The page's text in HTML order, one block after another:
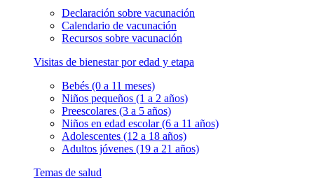
Declaración sobre vacunación
Calendario de vacunación
Recursos sobre vacunación
Visitas de bienestar por edad y etapa
Bebés (0 a 11 meses)
Niños pequeños (1 a 2 años)
Preescolares (3 a 5 años)
Niños en edad escolar (6 a 11 años)
Adolescentes (12 a 18 años)
Adultos jóvenes (19 a 21 años)
Temas de salud